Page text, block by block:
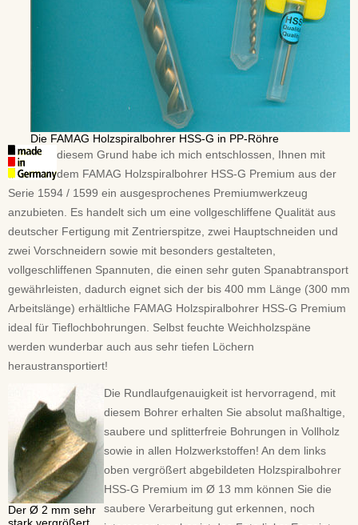
Die FAMAG Holzspiralbohrer HSS-G in PP-Röhre
diesem Grund habe ich mich entschlossen, Ihnen mit
dem FAMAG Holzspiralbohrer HSS-G Premium aus der
Serie 1594 / 1599 ein ausgesprochenes Premiumwerkzeug
anzubieten. Es handelt sich um eine vollgeschliffene Qualität aus
deutscher Fertigung mit Zentrierspitze, zwei Hauptschneiden und
zwei Vorschneidern sowie mit besonders gestalteten,
vollgeschliffenen Spannuten, die einen sehr guten Spanabtransport
gewährleisten, dadurch eignet sich der bis 400 mm Länge (300 mm
Arbeitslänge) erhältliche FAMAG Holzspiralbohrer HSS-G Premium
ideal für Tieflochbohrungen. Selbst feuchte Weichholzspäne
werden wunderbar auch aus sehr tiefen Löchern
heraustransportiert!
Der Ø 2 mm sehr
Die Rundlaufgenauigkeit ist hervorragend, mit
diesem Bohrer erhalten Sie absolut maßhaltige,
saubere und splitterfreie Bohrungen in Vollholz
sowie in allen Holzwerkstoffen! An dem links
oben vergrößert abgebildeten Holzspiralbohrer
HSS-G Premium im Ø 13 mm können Sie die
saubere Verarbeitung gut erkennen, noch